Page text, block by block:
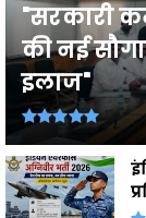
"सरकारी
की नई
इलाज"